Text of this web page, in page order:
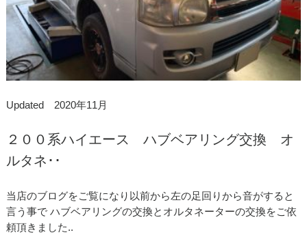
Updated 2020年11月
２００系ハイエース ハブベアリング交換 オ
ルタネ･･
当店のブログをご覧になり以前から左の足回りから音がすると
言う事で ハブベアリングの交換とオルタネーターの交換をご依
頼頂きました..